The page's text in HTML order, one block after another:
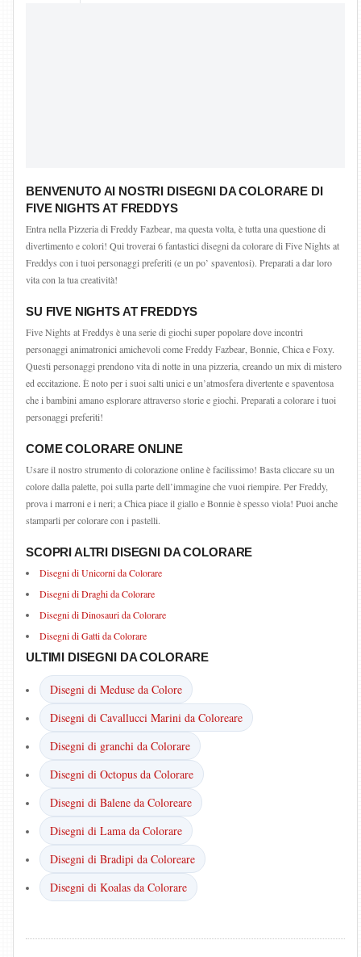
BENVENUTO AI NOSTRI DISEGNI DA COLORARE DI
FIVE NIGHTS AT FREDDYS
Entra nella Pizzeria di Freddy Fazbear, ma questa volta, è tutta una questione di
divertimento e colori! Qui troverai 6 fantastici disegni da colorare di Five Nights at
Freddys con i tuoi personaggi preferiti (e un po’ spaventosi). Preparati a dar loro
vita con la tua creatività!
SU FIVE NIGHTS AT FREDDYS
Five Nights at Freddys è una serie di giochi super popolare dove incontri
personaggi animatronici amichevoli come Freddy Fazbear, Bonnie, Chica e Foxy.
Questi personaggi prendono vita di notte in una pizzeria, creando un mix di mistero
ed eccitazione. È noto per i suoi salti unici e un’atmosfera divertente e spaventosa
che i bambini amano esplorare attraverso storie e giochi. Preparati a colorare i tuoi
personaggi preferiti!
COME COLORARE ONLINE
Usare il nostro strumento di colorazione online è facilissimo! Basta cliccare su un
colore dalla palette, poi sulla parte dell’immagine che vuoi riempire. Per Freddy,
prova i marroni e i neri; a Chica piace il giallo e Bonnie è spesso viola! Puoi anche
stamparli per colorare con i pastelli.
SCOPRI ALTRI DISEGNI DA COLORARE
Disegni di Unicorni da Colorare
Disegni di Draghi da Colorare
Disegni di Dinosauri da Colorare
Disegni di Gatti da Colorare
ULTIMI DISEGNI DA COLORARE
Disegni di Meduse da Colore
Disegni di Cavallucci Marini da Coloreare
Disegni di granchi da Colorare
Disegni di Octopus da Colorare
Disegni di Balene da Coloreare
Disegni di Lama da Colorare
Disegni di Bradipi da Coloreare
Disegni di Koalas da Colorare